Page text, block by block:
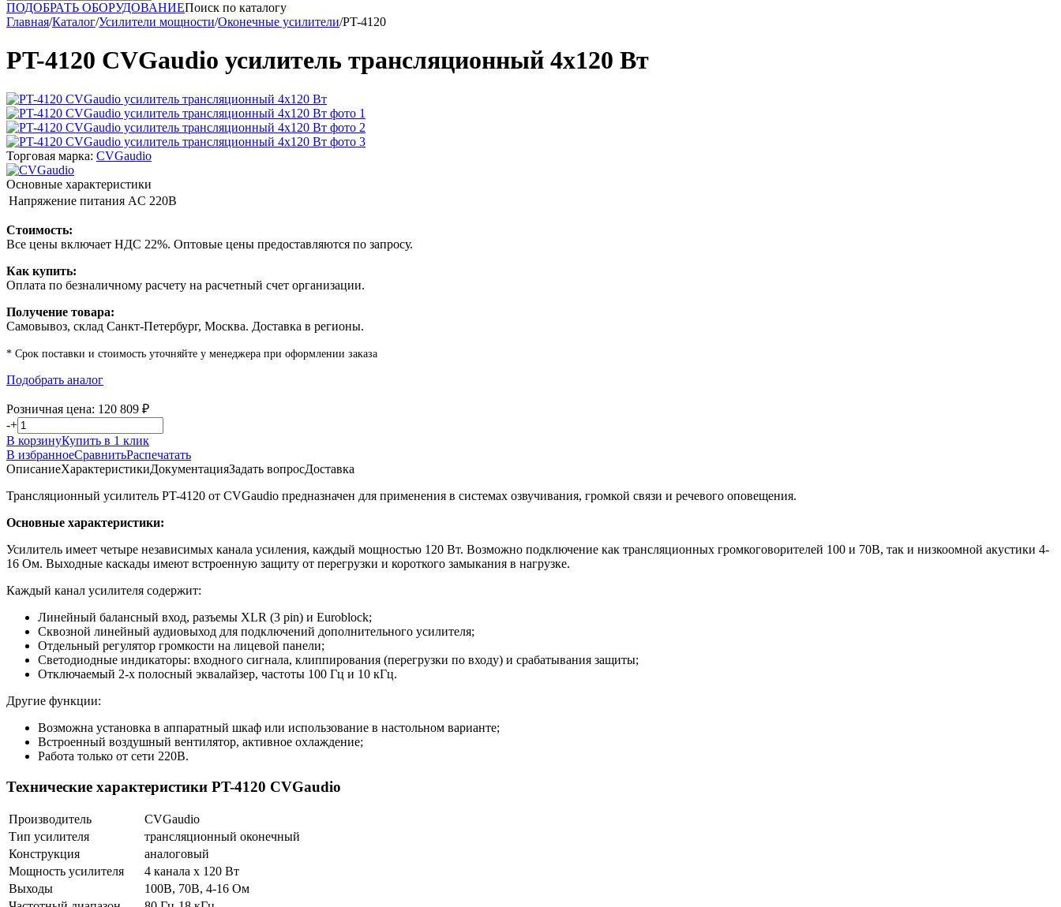
ПОДОБРАТЬ ОБОРУДОВАНИЕПоиск по каталогу
Главная/Каталог/Усилители мощности/Оконечные усилители/PT-4120
PT-4120 CVGaudio усилитель трансляционный 4х120 Вт
Торговая марка: CVGaudio
Основные характеристики
Напряжение питания AC 220В
Стоимость:
Все цены включает НДС 22%. Оптовые цены предоставляются по запросу.
Как купить:
Оплата по безналичному расчету на расчетный счет организации.
Получение товара:
Самовывоз, склад Санкт-Петербург, Москва. Доставка в регионы.
* Срок поставки и стоимость уточняйте у менеджера при оформлении заказа
Подобрать аналог
Розничная цена: 120 809 ₽
-+
В корзинуКупить в 1 клик
В избранноеСравнитьРаспечатать
ОписаниеХарактеристикиДокументацияЗадать вопросДоставка
Трансляционный усилитель PT-4120 от CVGaudio предназначен для применения в системах озвучивания, громкой связи и речевого оповещения.
Основные характеристики:
Усилитель имеет четыре независимых канала усиления, каждый мощностью 120 Вт. Возможно подключение как трансляционных громкоговорителей 100 и 70В, так и низкоомной акустики 4-
16 Ом. Выходные каскады имеют встроенную защиту от перегрузки и короткого замыкания в нагрузке.
Каждый канал усилителя содержит:
Линейный балансный вход, разъемы XLR (3 pin) и Euroblock;
Сквозной линейный аудиовыход для подключений дополнительного усилителя;
Отдельный регулятор громкости на лицевой панели;
Светодиодные индикаторы: входного сигнала, клиппирования (перегрузки по входу) и срабатывания защиты;
Отключаемый 2-х полосный эквалайзер, частоты 100 Гц и 10 кГц.
Другие функции:
Возможна установка в аппаратный шкаф или использование в настольном варианте;
Встроенный воздушный вентилятор, активное охлаждение;
Работа только от сети 220В.
Технические характеристики PT-4120 CVGaudio
Производитель
CVGaudio
Тип усилителя
трансляционный оконечный
Конструкция
аналоговый
Мощность усилителя
4 канала х 120 Вт
Выходы
100В, 70В, 4-16 Ом